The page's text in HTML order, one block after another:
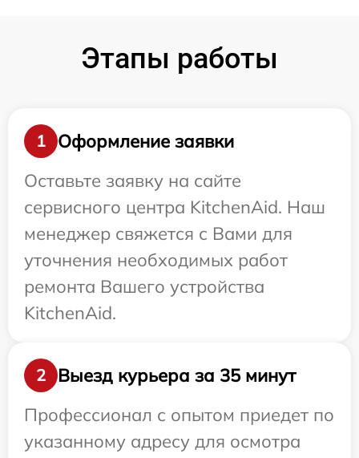
Этапы работы
1
Оформление заявки
Оставьте заявку на сайте
сервисного центра KitchenAid. Наш
менеджер свяжется с Вами для
уточнения необходимых работ
ремонта Вашего устройства
KitchenAid.
2
Выезд курьера за 35 минут
Профессионал с опытом приедет по
указанному адресу для осмотра